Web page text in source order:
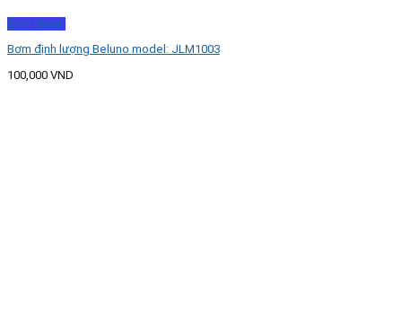
Xem nhanh
Bơm định lượng Beluno model: JLM1003
100,000 VND